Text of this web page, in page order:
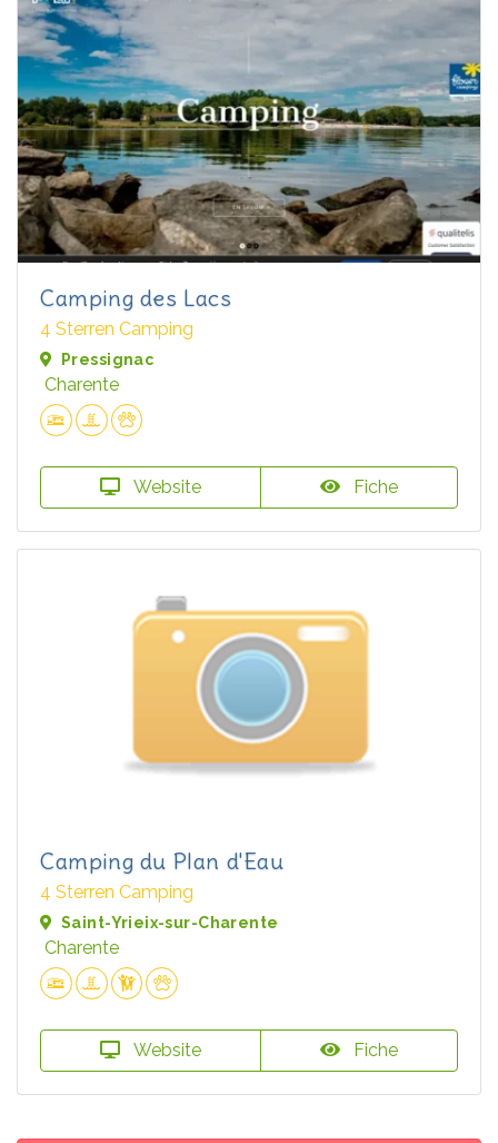
Camping des Lacs
4 Sterren Camping
Pressignac
Charente
Website Fiche
Camping du Plan d'Eau
4 Sterren Camping
Saint-Yrieix-sur-Charente
Charente
Website Fiche